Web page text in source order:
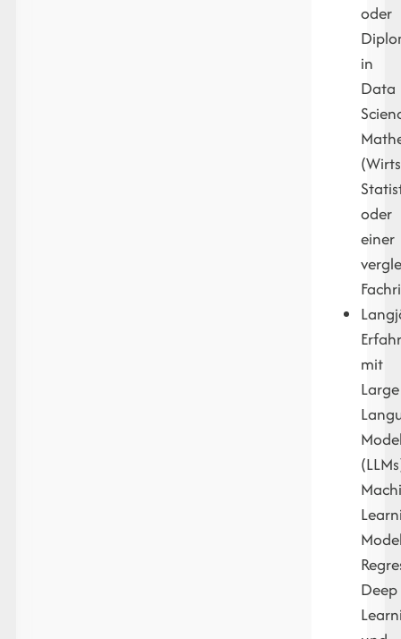
oder
in
Data
oder
einer
mit
Large
Deep